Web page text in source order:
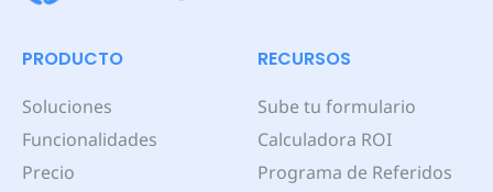
PRODUCTO
Soluciones
Funcionalidades
Precio
RECURSOS
Sube tu formulario
Calculadora ROI
Programa de Referidos